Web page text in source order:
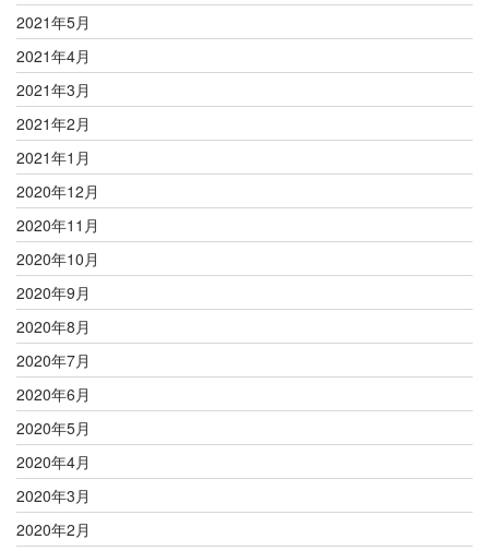
2021年5月
2021年4月
2021年3月
2021年2月
2021年1月
2020年12月
2020年11月
2020年10月
2020年9月
2020年8月
2020年7月
2020年6月
2020年5月
2020年4月
2020年3月
2020年2月